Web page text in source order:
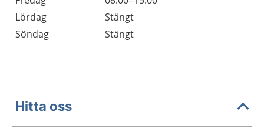
Lördag
Stängt
Söndag
Stängt
Hitta oss